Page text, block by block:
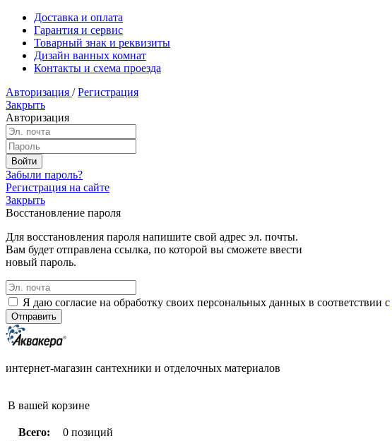
Доставка и оплата
Гарантия и сервис
Товарный знак и реквизиты
Дизайн ванных комнат
Контакты и схема проезда
Авторизация / Регистрация
Закрыть
Авторизация
Забыли пароль?
Регистрация на сайте
Закрыть
Восстановление пароля
Для восстановления пароля напишите свой адрес эл. почты.
Вам будет отправлена ссылка, по которой вы сможете ввести
новый пароль.
Я даю согласие на обработку своих персональных данных в соответствии с
интернет-магазин сантехники и отделочных материалов
В вашей корзине
Всего:
0 позиций